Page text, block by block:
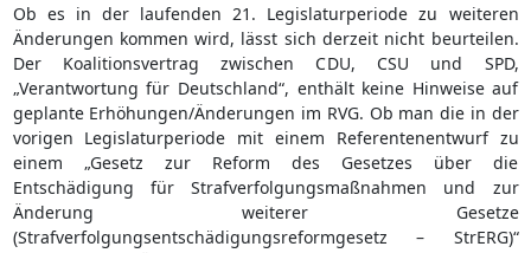
Ob es in der laufenden 21. Legislaturperiode zu weiteren
Änderungen kommen wird, lässt sich derzeit nicht beurteilen.
Der Koalitionsvertrag zwischen CDU, CSU und SPD,
„Verantwortung für Deutschland“, enthält keine Hinweise auf
geplante Erhöhungen/Änderungen im RVG. Ob man die in der
vorigen Legislaturperiode mit einem Referentenentwurf zu
einem „Gesetz zur Reform des Gesetzes über die
Entschädigung für Strafverfolgungsmaßnahmen und zur
Änderung weiterer Gesetze
(Strafverfolgungsentschädigungsreformgesetz – StrERG)“